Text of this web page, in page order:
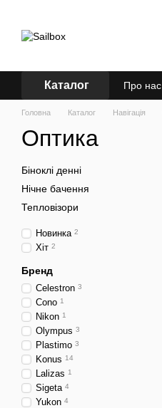
Каталог Про нас
Головна Каталог Навігація
Оптика
Біноклі денні
Нічне бачення
Тепловізори
Новинка 2
Хіт 2
Бренд
Celestron 3
Cono 1
Nikon 1
Olympus 3
Plastimo 3
Konus 14
Lalizas 1
Sigeta 4
Yukon 4